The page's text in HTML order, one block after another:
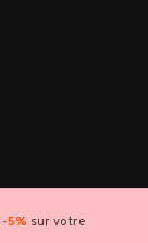
-5% sur votre